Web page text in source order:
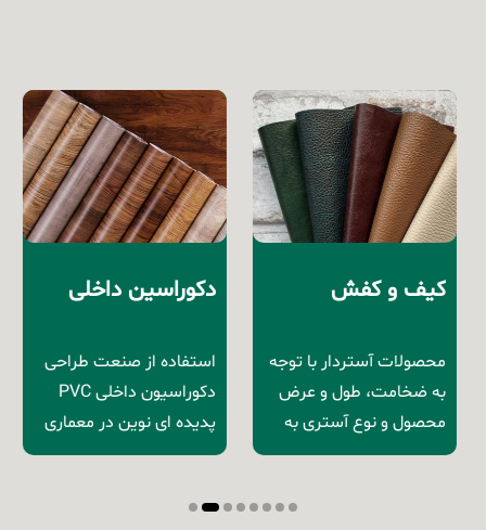
دکوراسین داخلی
استفاده از صنعت طراحی
دکوراسیون داخلی PVC
پدیده ای نوین در معماری
و دکوراسیون داخلی بوده
افزودن زیبایی محل
کیف و کفش
محصولات آستردار با توجه
به ضخامت، طول و عرض
محصول و نوع آستری به
کار رفته دارای کاربردهای